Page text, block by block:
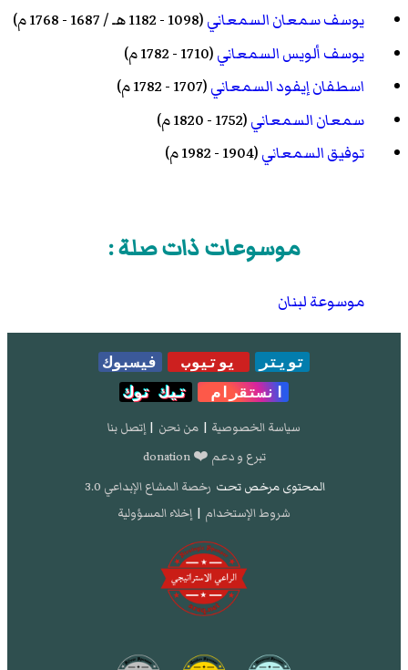
يوسف سمعان السمعاني(1098 - 1182 هـ / 1687 - 1768 م)
يوسف ألويس السمعاني(1710 - 1782 م)
اسطفان إيفود السمعاني(1707 - 1782 م)
سمعان السمعاني(1752 - 1820 م)
توفيق السمعاني(1904 - 1982 م)
موسوعات ذات صلة :
موسوعة لبنان
تويتر يوتيوب
فيسبوك
انستقرام
تيك توك
سياسة الخصوصية | من نحن | إتصل بنا
تبرع و دعم ❤️ donation
المحتوى مرخص تحت رخصة المشاع الإبداعي 3.0
شروط الإستخدام | إخلاء المسؤولية